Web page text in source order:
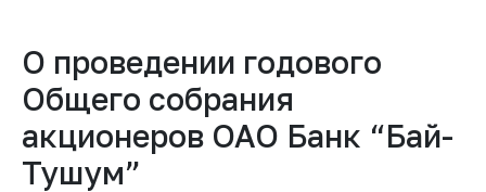
О проведении годового
Общего собрания
акционеров ОАО Банк “Бай-
Тушум”